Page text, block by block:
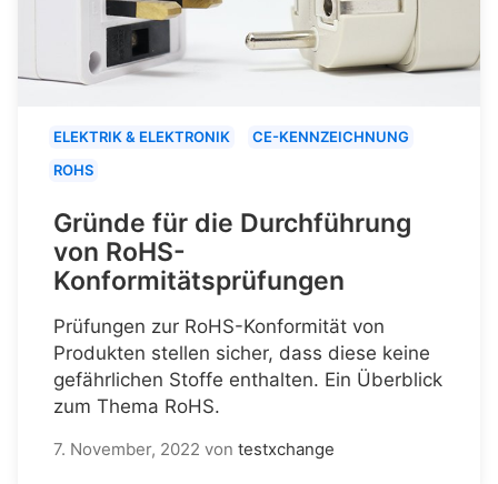
ELEKTRIK & ELEKTRONIK
CE-KENNZEICHNUNG
ROHS
Gründe für die Durchführung
von RoHS-
Konformitätsprüfungen
Prüfungen zur RoHS-Konformität von
Produkten stellen sicher, dass diese keine
gefährlichen Stoffe enthalten. Ein Überblick
zum Thema RoHS.
7. November, 2022 von testxchange